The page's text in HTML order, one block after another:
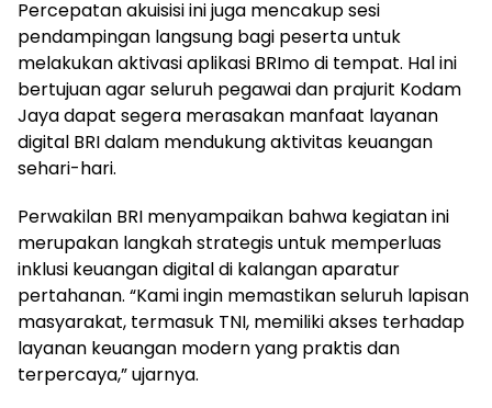
Percepatan akuisisi ini juga mencakup sesi
pendampingan langsung bagi peserta untuk
melakukan aktivasi aplikasi BRImo di tempat. Hal ini
bertujuan agar seluruh pegawai dan prajurit Kodam
Jaya dapat segera merasakan manfaat layanan
digital BRI dalam mendukung aktivitas keuangan
sehari-hari.
Perwakilan BRI menyampaikan bahwa kegiatan ini
merupakan langkah strategis untuk memperluas
inklusi keuangan digital di kalangan aparatur
pertahanan. “Kami ingin memastikan seluruh lapisan
masyarakat, termasuk TNI, memiliki akses terhadap
layanan keuangan modern yang praktis dan
terpercaya,” ujarnya.